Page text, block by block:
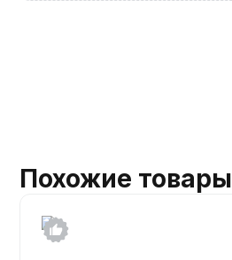
Похожие товары